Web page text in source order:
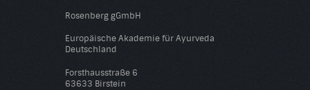
Rosenberg gGmbH
Europäische Akademie für Ayurveda
Deutschland
Forsthausstraße 6
63633 Birstein